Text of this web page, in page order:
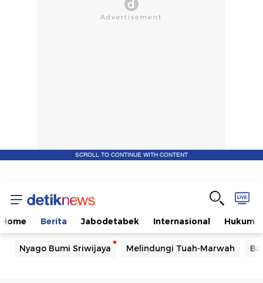
SCROLL TO CONTINUE WITH CONTENT
Home Berita Jabodetabek Internasional Hukum
Nyago Bumi Sriwijaya Melindungi Tuah-Marwah